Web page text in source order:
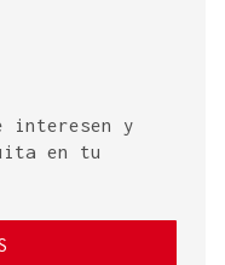
interesen y
en tu